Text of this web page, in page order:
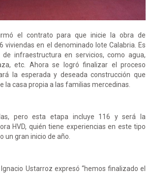
el contrato para que inicie la obra de
viviendas en el denominado lote Calabria. Es
infraestructura en servicios, como agua,
etc. Ahora se logró finalizar el proceso
la esperada y deseada construcción que
la casa propia a las familias mercedinas.
pero esta etapa incluye 116 y será la
HVD, quién tiene experiencias en este tipo
un gran inicio de año.
Ustarroz expresó “hemos finalizado el